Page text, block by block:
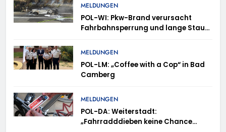
MELDUNGEN
POL-WI: Pkw-Brand verursacht
Fahrbahnsperrung und lange Staus
MELDUNGEN
POL-LM: „Coffee with a Cop“ in Bad
Camberg
MELDUNGEN
POL-DA: Weiterstadt:
„Fahrradddieben keine Chance